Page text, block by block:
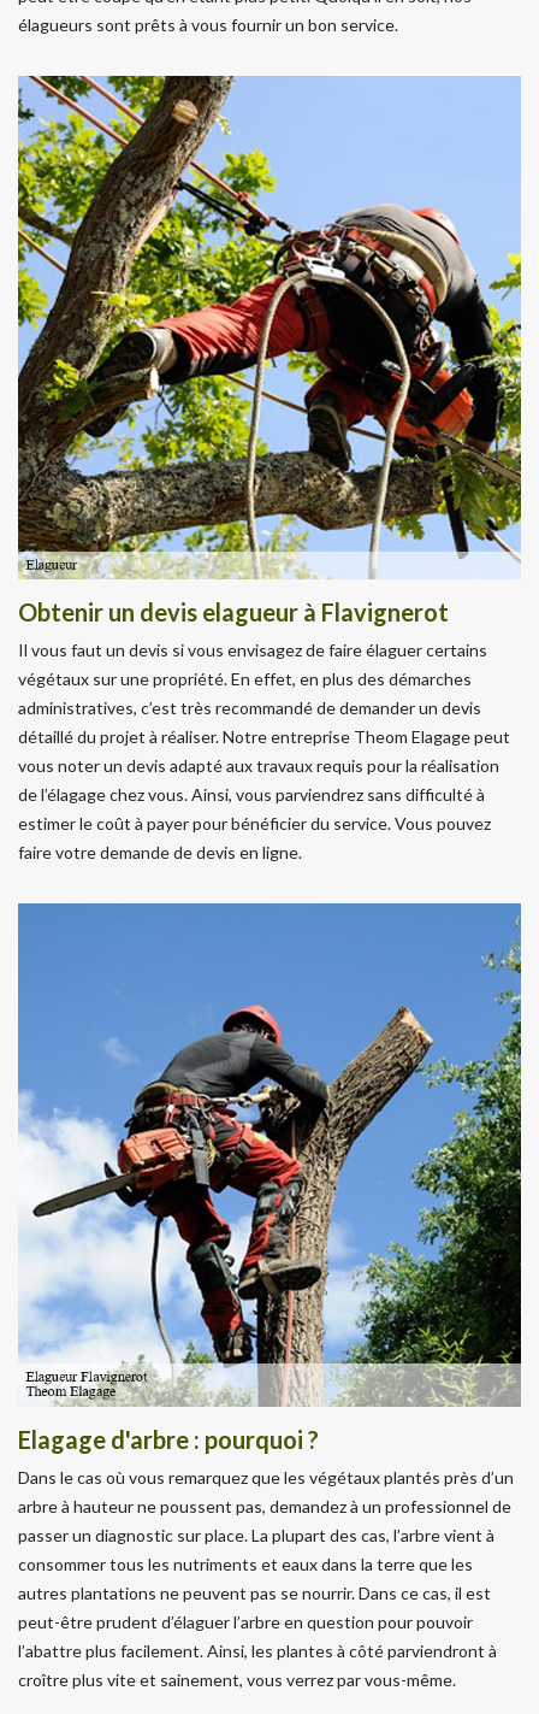
élagueurs sont prêts à vous fournir un bon service.
Obtenir un devis elagueur à Flavignerot
Il vous faut un devis si vous envisagez de faire élaguer certains
végétaux sur une propriété. En effet, en plus des démarches
administratives, c’est très recommandé de demander un devis
détaillé du projet à réaliser. Notre entreprise Theom Elagage peut
vous noter un devis adapté aux travaux requis pour la réalisation
de l’élagage chez vous. Ainsi, vous parviendrez sans difficulté à
estimer le coût à payer pour bénéficier du service. Vous pouvez
faire votre demande de devis en ligne.
Elagage d'arbre : pourquoi ?
Dans le cas où vous remarquez que les végétaux plantés près d’un
arbre à hauteur ne poussent pas, demandez à un professionnel de
passer un diagnostic sur place. La plupart des cas, l’arbre vient à
consommer tous les nutriments et eaux dans la terre que les
autres plantations ne peuvent pas se nourrir. Dans ce cas, il est
peut-être prudent d’élaguer l’arbre en question pour pouvoir
l’abattre plus facilement. Ainsi, les plantes à côté parviendront à
croître plus vite et sainement, vous verrez par vous-même.